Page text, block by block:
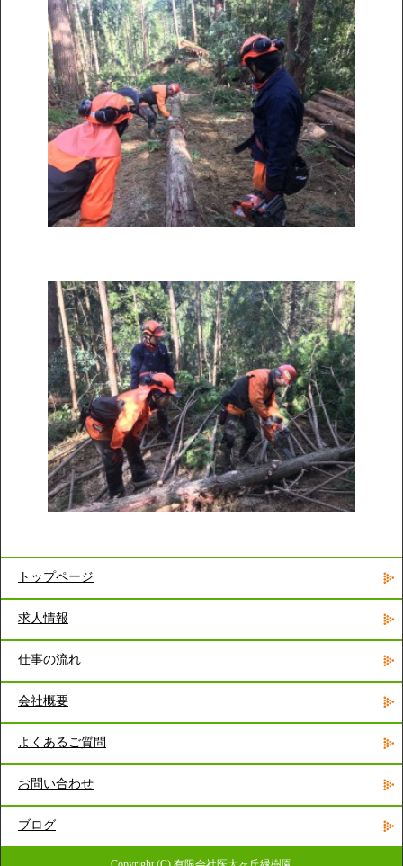
トップページ
求人情報
仕事の流れ
会社概要
よくあるご質問
お問い合わせ
ブログ